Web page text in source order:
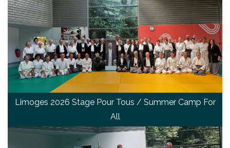
Limoges 2026 Stage Pour Tous / Summer Camp For
All